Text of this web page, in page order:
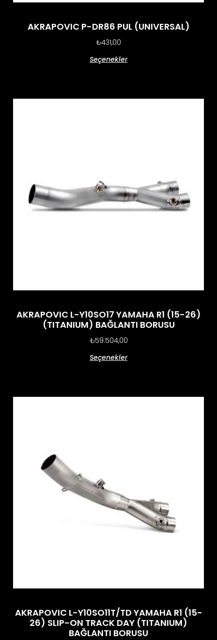
AKRAPOVIC P-DR86 PUL (UNIVERSAL)
₺431,00
Seçenekler
AKRAPOVIC L-Y10SO17 YAMAHA R1 (15-26)
(TITANIUM) BAĞLANTI BORUSU
₺59.504,00
Seçenekler
AKRAPOVIC L-Y10SO11T/TD YAMAHA R1 (15-
26) SLIP-ON TRACK DAY (TITANIUM)
BAĞLANTI BORUSU